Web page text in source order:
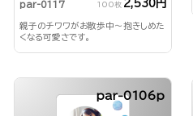
par-0117 100枚 2,530円
親子のチワワがお散歩中～抱きしめた
くなる可愛さです。
par-0106p